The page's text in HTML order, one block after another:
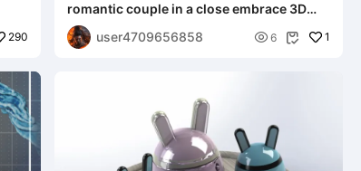
290
romantic couple in a close embrace 3D
print model
user4709656858
 6  1